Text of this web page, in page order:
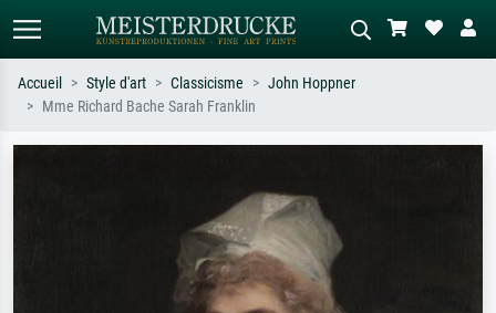
impressionnisme, vague de Hokusai,
tableau sombre, nu debout près d'un
Accueil Style d'art Classicisme
John Hoppner
Mme Richard Bache Sarah Franklin